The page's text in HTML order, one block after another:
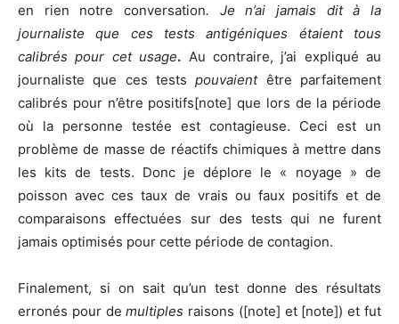
en rien notre conversation. Je n’ai jamais dit à la
journaliste que ces tests antigéniques étaient tous
calibrés pour cet usage. Au contraire, j’ai expliqué au
journaliste que ces testspouvaientêtre parfaitement
calibrés pour n’être positifs[note] que lors de la période
où la personne testée est contagieuse. Ceci est un
problème de masse de réactifs chimiques à mettre dans
les kits de tests. Donc je déplore le « noyage » de
poisson avec ces taux de vrais ou faux positifs et de
comparaisons effectuées sur des tests qui ne furent
jamais optimisés pour cette période de contagion.
Finalement, si on sait qu’un test donne des résultats
erronés pour demultiples raisons ([note] et [note]) et fut